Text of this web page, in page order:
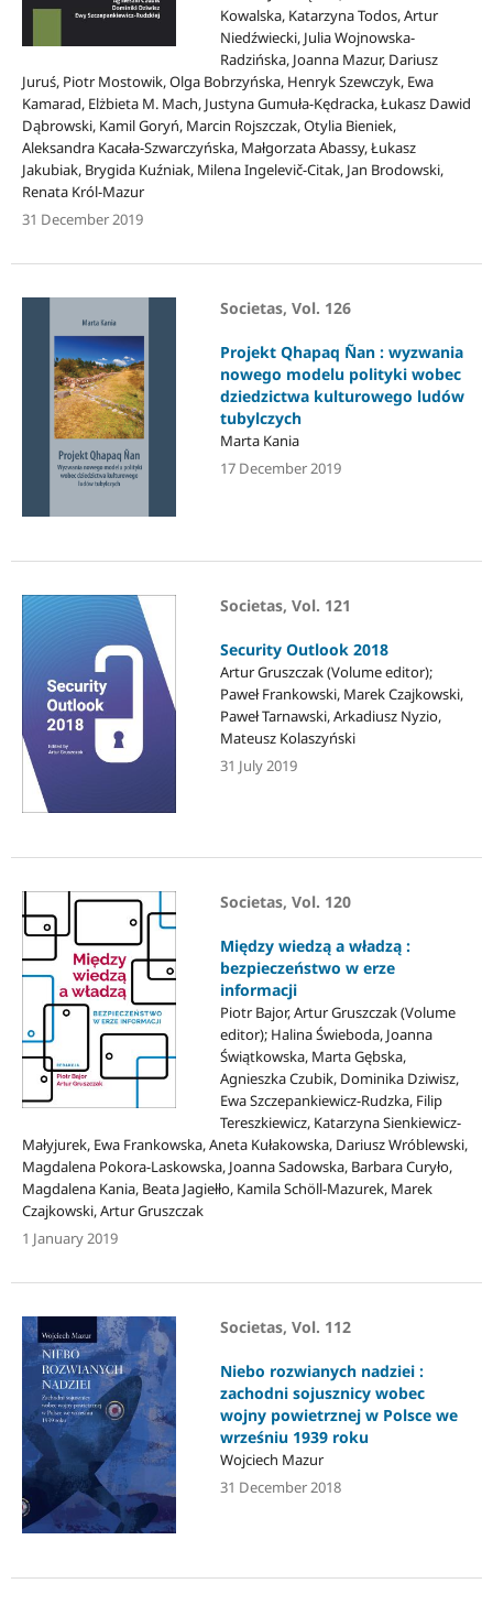
Kowalska, Katarzyna Todos, Artur
Niedźwiecki, Julia Wojnowska-
Radzińska, Joanna Mazur, Dariusz
Juruś, Piotr Mostowik, Olga Bobrzyńska, Henryk Szewczyk, Ewa
Kamarad, Elżbieta M. Mach, Justyna Gumuła-Kędracka, Łukasz Dawid
Dąbrowski, Kamil Goryń, Marcin Rojszczak, Otylia Bieniek,
Aleksandra Kacała-Szwarczyńska, Małgorzata Abassy, Łukasz
Jakubiak, Brygida Kuźniak, Milena Ingelevič-Citak, Jan Brodowski,
Renata Król-Mazur
31 December 2019
Societas, Vol. 126
Projekt Qhapaq Ñan : wyzwania
nowego modelu polityki wobec
dziedzictwa kulturowego ludów
tubylczych
Marta Kania
17 December 2019
Societas, Vol. 121
Security Outlook 2018
Artur Gruszczak (Volume editor);
Paweł Frankowski, Marek Czajkowski,
Paweł Tarnawski, Arkadiusz Nyzio,
Mateusz Kolaszyński
31 July 2019
Societas, Vol. 120
Między wiedzą a władzą :
bezpieczeństwo w erze
informacji
Piotr Bajor, Artur Gruszczak (Volume
editor); Halina Świeboda, Joanna
Świątkowska, Marta Gębska,
Agnieszka Czubik, Dominika Dziwisz,
Ewa Szczepankiewicz-Rudzka, Filip
Tereszkiewicz, Katarzyna Sienkiewicz-
Małyjurek, Ewa Frankowska, Aneta Kułakowska, Dariusz Wróblewski,
Magdalena Pokora-Laskowska, Joanna Sadowska, Barbara Curyło,
Magdalena Kania, Beata Jagiełło, Kamila Schöll-Mazurek, Marek
Czajkowski, Artur Gruszczak
1 January 2019
Societas, Vol. 112
Niebo rozwianych nadziei :
zachodni sojusznicy wobec
wojny powietrznej w Polsce we
wrześniu 1939 roku
Wojciech Mazur
31 December 2018